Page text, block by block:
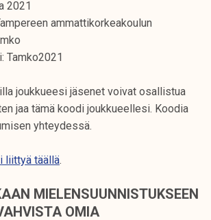
2021
ammattikorkeakoulun
Tamko2021
joukkueesi jäsenet voivat osallistua
jaa tämä koodi joukkueellesi. Koodia
yhteydessä.
liittyä täällä.
MIELENSUUNNISTUKSEEN
OMIA